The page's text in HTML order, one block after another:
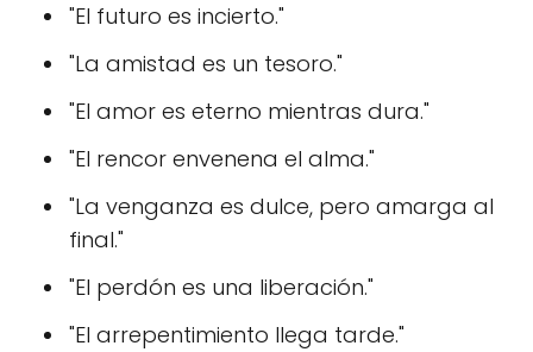
"El futuro es incierto."
"La amistad es un tesoro."
"El amor es eterno mientras dura."
"El rencor envenena el alma."
"La venganza es dulce, pero amarga al
final."
"El perdón es una liberación."
"El arrepentimiento llega tarde."